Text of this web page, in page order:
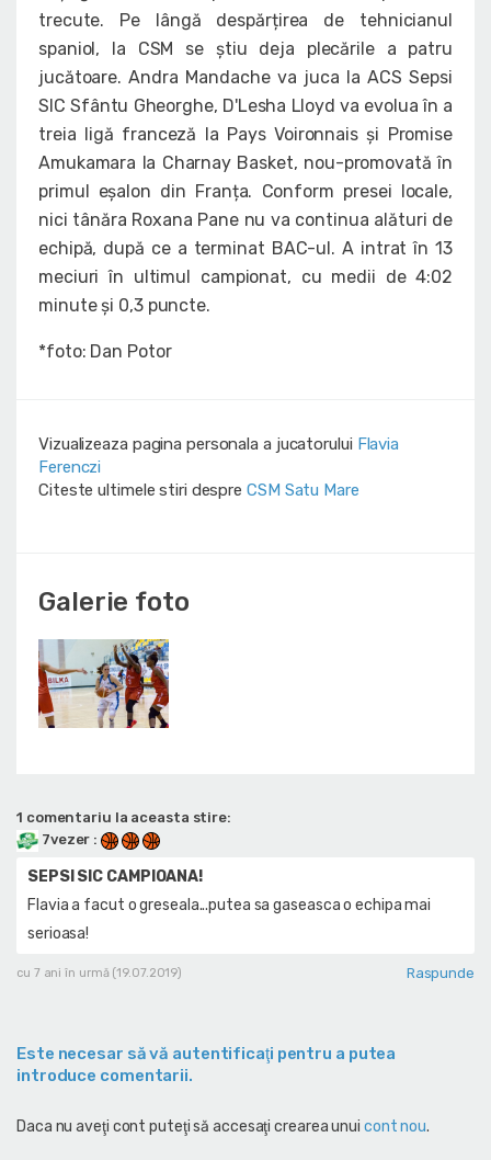
trecute. Pe lângă despărțirea de tehnicianul
spaniol, la CSM se știu deja plecările a patru
jucătoare. Andra Mandache va juca la ACS Sepsi
SIC Sfântu Gheorghe, D'Lesha Lloyd va evolua în a
treia ligă franceză la Pays Voironnais și Promise
Amukamara la Charnay Basket, nou-promovată în
primul eșalon din Franța. Conform presei locale,
nici tânăra Roxana Pane nu va continua alături de
echipă, după ce a terminat BAC-ul. A intrat în 13
meciuri în ultimul campionat, cu medii de 4:02
minute și 0,3 puncte.
*foto: Dan Potor
Vizualizeaza pagina personala a jucatorului Flavia
Ferenczi
Citeste ultimele stiri despre CSM Satu Mare
Galerie foto
1 comentariu la aceasta stire:
7vezer :
SEPSI SIC CAMPIOANA!
Flavia a facut o greseala...putea sa gaseasca o echipa mai
serioasa!
cu 7 ani în urmă (19.07.2019) Raspunde
Este necesar să vă autentificaţi pentru a putea
introduce comentarii.
Daca nu aveţi cont puteţi să accesaţi crearea unui cont nou.